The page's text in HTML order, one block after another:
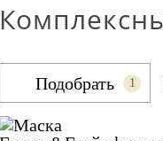
Подобрать 1